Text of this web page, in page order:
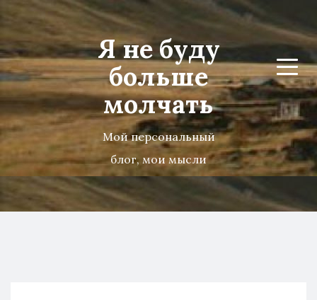
Я не буду
больше
молчать
Мой персональный
блог, мои мысли
Menu